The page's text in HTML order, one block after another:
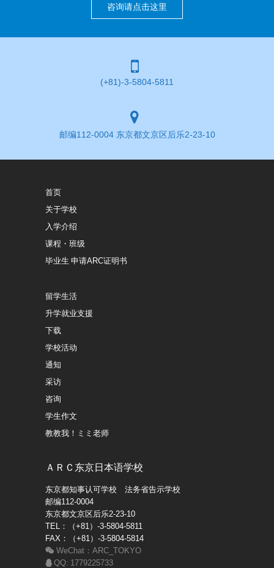
咨询请点击这里
(+81)-3-5804-5811
邮编112-0004 东京都文京区后乐2-23-10
首页
关于学校
入学介绍
课程・班级
毕业生 申请ARC证明书
留学生活
升学就业支援
下载
学校活动
通知
采访
咨询
学生​作文
教教我！ミミ老师
ＡＲＣ东京日本语学校
东京都知事认可学校 法务省告示学校
邮编112-0004
东京都文京区后乐2-23-10
TEL：（+81）-3-5804-5811
FAX：（+81）-3-5804-5814
WeChat：ARC_TOKYO
QQ: 1779225733